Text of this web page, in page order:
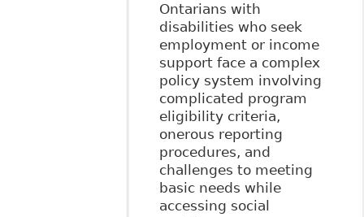
Ontarians with
disabilities who seek
employment or income
support face a complex
policy system involving
complicated program
eligibility criteria,
onerous reporting
procedures, and
challenges to meeting
basic needs while
accessing social